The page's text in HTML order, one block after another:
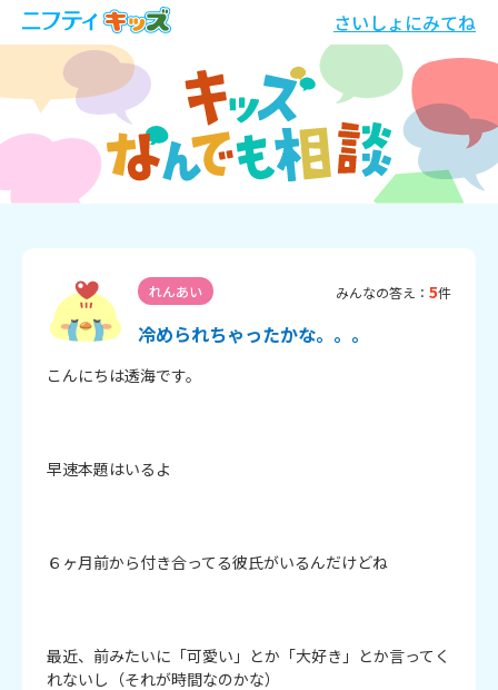
さいしょにみてね
れんあい みんなの答え： 5件
冷められちゃったかな。。。
こんにちは透海です。
早速本題はいるよ
６ヶ月前から付き合ってる彼氏がいるんだけどね
最近、前みたいに「可愛い」とか「大好き」とか言ってく
れないし（それが時間なのかな）